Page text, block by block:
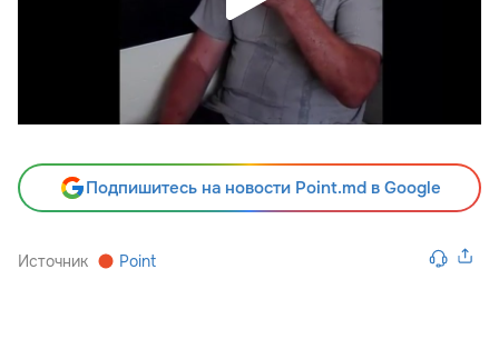
Подпишитесь на новости Point.md в Google
Источник Point